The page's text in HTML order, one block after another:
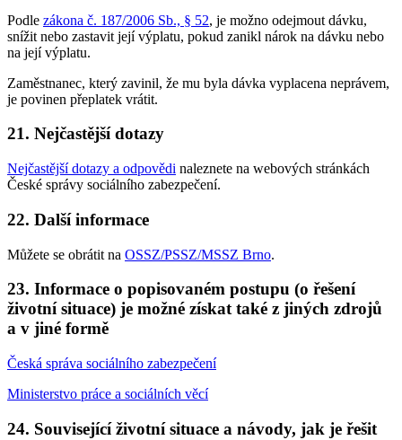
Podle zákona č. 187/2006 Sb., § 52, je možno odejmout dávku,
snížit nebo zastavit její výplatu, pokud zanikl nárok na dávku nebo
na její výplatu.
Zaměstnanec, který zavinil, že mu byla dávka vyplacena neprávem,
je povinen přeplatek vrátit.
21. Nejčastější dotazy
Nejčastější dotazy a odpovědi naleznete na webových stránkách
České správy sociálního zabezpečení.
22. Další informace
Můžete se obrátit na OSSZ/PSSZ/MSSZ Brno.
23. Informace o popisovaném postupu (o řešení
životní situace) je možné získat také z jiných zdrojů
a v jiné formě
Česká správa sociálního zabezpečení
Ministerstvo práce a sociálních věcí
24. Související životní situace a návody, jak je řešit